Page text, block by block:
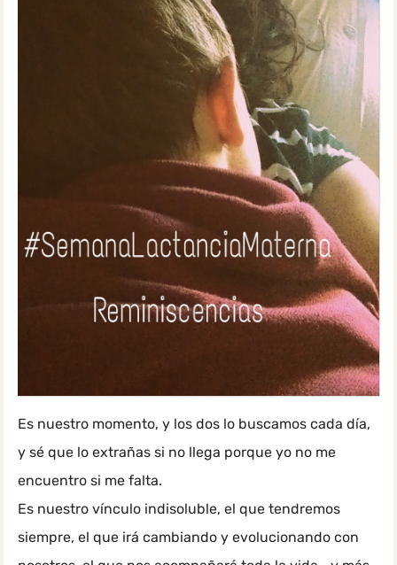
Es nuestro momento, y los dos lo buscamos cada día,
y sé que lo extrañas si no llega porque yo no me
encuentro si me falta.
Es nuestro vínculo indisoluble, el que tendremos
siempre, el que irá cambiando y evolucionando con